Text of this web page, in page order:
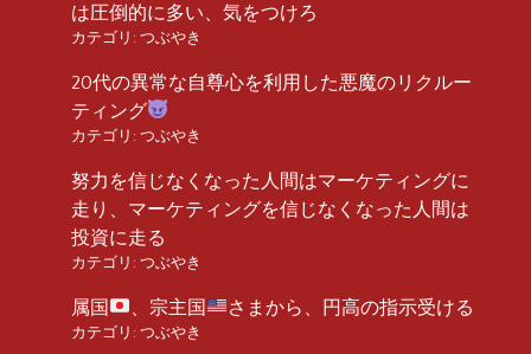
は圧倒的に多い、気をつけろ
カテゴリ: つぶやき
20代の異常な自尊心を利用した悪魔のリクルー
ティング
カテゴリ: つぶやき
努力を信じなくなった人間はマーケティングに
走り、マーケティングを信じなくなった人間は
投資に走る
カテゴリ: つぶやき
属国 、宗主国 さまから、円高の指示受ける
カテゴリ: つぶやき